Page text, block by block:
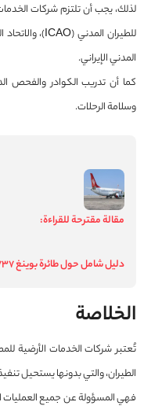
لذلك، يجب أن تلتزم شركات
المدني الإيراني.
كما أن تدريب الكوادر والفحص
وسلامة الرحلات.
مقالة مقترحة للقراءة:
دليل شامل حول طائرة بوينغ 737
الخلاصة
تُعتبر شركات الخدمات الأرضية
الطيران، والتي بدونها يستحيل
فهي المسؤولة عن جميع العمليات